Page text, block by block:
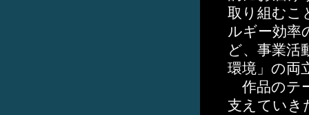
取り組むこ
ルギー効率
ど、事業活
環境」の両
作品のテ
支えていき